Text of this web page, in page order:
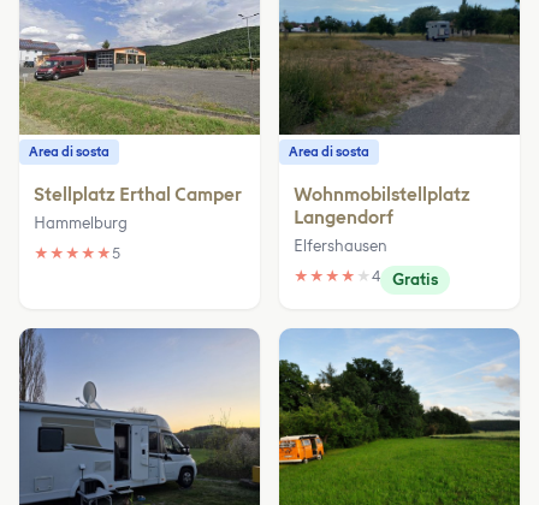
Area di sosta
Stellplatz Erthal Camper
Hammelburg
★ ★ ★ ★ ★5
Area di sosta
Wohnmobilstellplatz
Langendorf
Elfershausen
★ ★ ★ ★ ★ 4 Gratis